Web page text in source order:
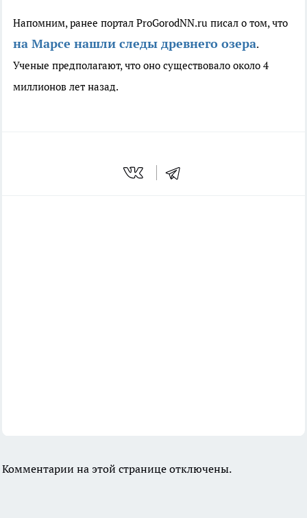
Напомним, ранее портал ProGorodNN.ru писал о том, что
на Марсе нашли следы древнего озера.
Ученые предполагают, что оно существовало около 4
миллионов лет назад.
Комментарии на этой странице отключены.